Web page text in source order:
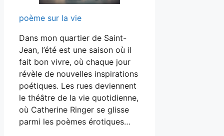
poème sur la vie
Dans mon quartier de Saint-
Jean, l’été est une saison où il
fait bon vivre, où chaque jour
révèle de nouvelles inspirations
poétiques. Les rues deviennent
le théâtre de la vie quotidienne,
où Catherine Ringer se glisse
parmi les poèmes érotiques…